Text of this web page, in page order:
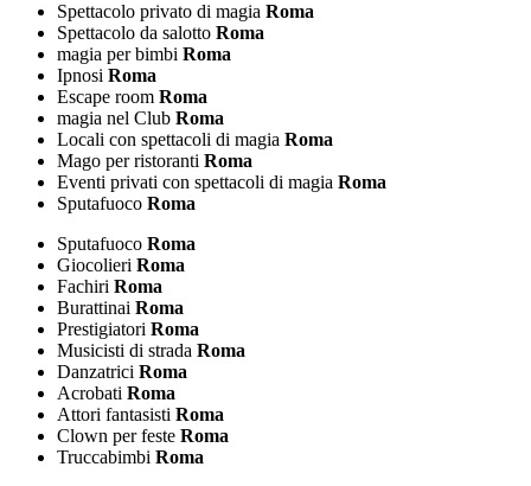
Spettacolo privato di magia Roma
Spettacolo da salotto Roma
magia per bimbi Roma
Ipnosi Roma
Escape room Roma
magia nel Club Roma
Locali con spettacoli di magia Roma
Mago per ristoranti Roma
Eventi privati con spettacoli di magia Roma
Sputafuoco Roma
Sputafuoco Roma
Giocolieri Roma
Fachiri Roma
Burattinai Roma
Prestigiatori Roma
Musicisti di strada Roma
Danzatrici Roma
Acrobati Roma
Attori fantasisti Roma
Clown per feste Roma
Truccabimbi Roma